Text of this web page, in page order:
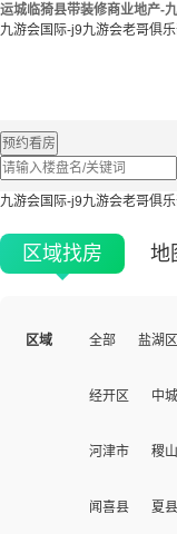
运城临猗县带装修商业地产-
九游会国际-j9九游会老哥俱
预约看房
九游会国际-j9九游会老哥俱
区域找房 地
区域 全部 盐湖区
经开区 中
河津市 稷
闻喜县 夏县